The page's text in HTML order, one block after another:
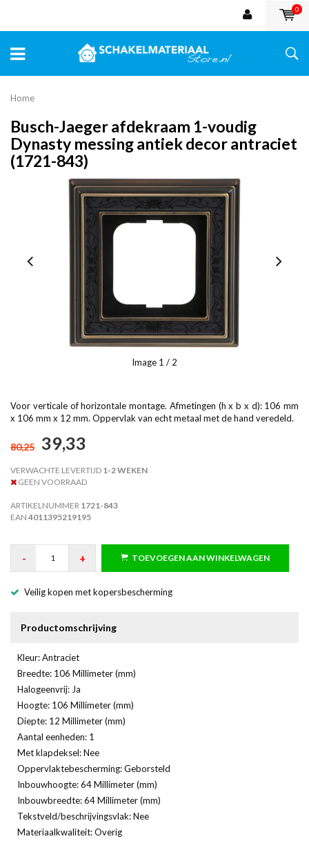
0
Home
Busch-Jaeger afdekraam 1-voudig
Dynasty messing antiek decor antraciet
(1721-843)
Image 1 / 2
Voor verticale of horizontale montage. Afmetingen (h x b x d): 106 mm
x 106 mm x 12 mm. Oppervlak van echt metaal met de hand veredeld.
80,25 39,33
VERWACHTE LEVERTIJD 1-2 WEKEN
GEEN VOORRAAD
ARTIKELNUMMER 1721-843
EAN 4011395219195
- + TOEVOEGEN AAN WINKELWAGEN
Veilig kopen met kopersbescherming
Productomschrijving
Kleur: Antraciet
Breedte: 106 Millimeter (mm)
Halogeenvrij: Ja
Hoogte: 106 Millimeter (mm)
Diepte: 12 Millimeter (mm)
Aantal eenheden: 1
Met klapdeksel: Nee
Oppervlaktebescherming: Geborsteld
Inbouwhoogte: 64 Millimeter (mm)
Inbouwbreedte: 64 Millimeter (mm)
Tekstveld/beschrijvingsvlak: Nee
Materiaalkwaliteit: Overig